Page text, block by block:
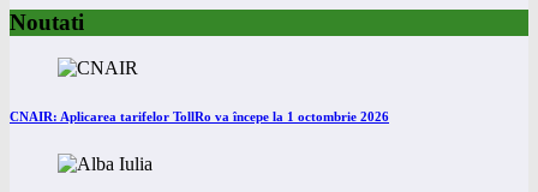
Noutati
CNAIR: Aplicarea tarifelor TollRo va începe la 1 octombrie 2026